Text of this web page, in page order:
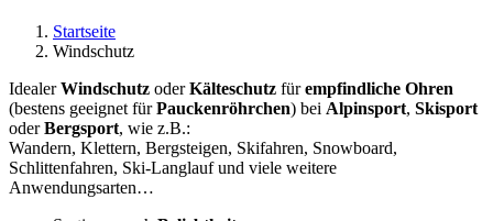
Startseite
Windschutz
IdealerWindschutz oderKälteschutz fürempfindliche Ohren
(bestens geeignet fürPauckenröhrchen) bei Alpinsport, Skisport
oderBergsport, wie z.B.:
Wandern, Klettern, Bergsteigen, Skifahren, Snowboard,
Schlittenfahren, Ski-Langlauf und viele weitere
Anwendungsarten…